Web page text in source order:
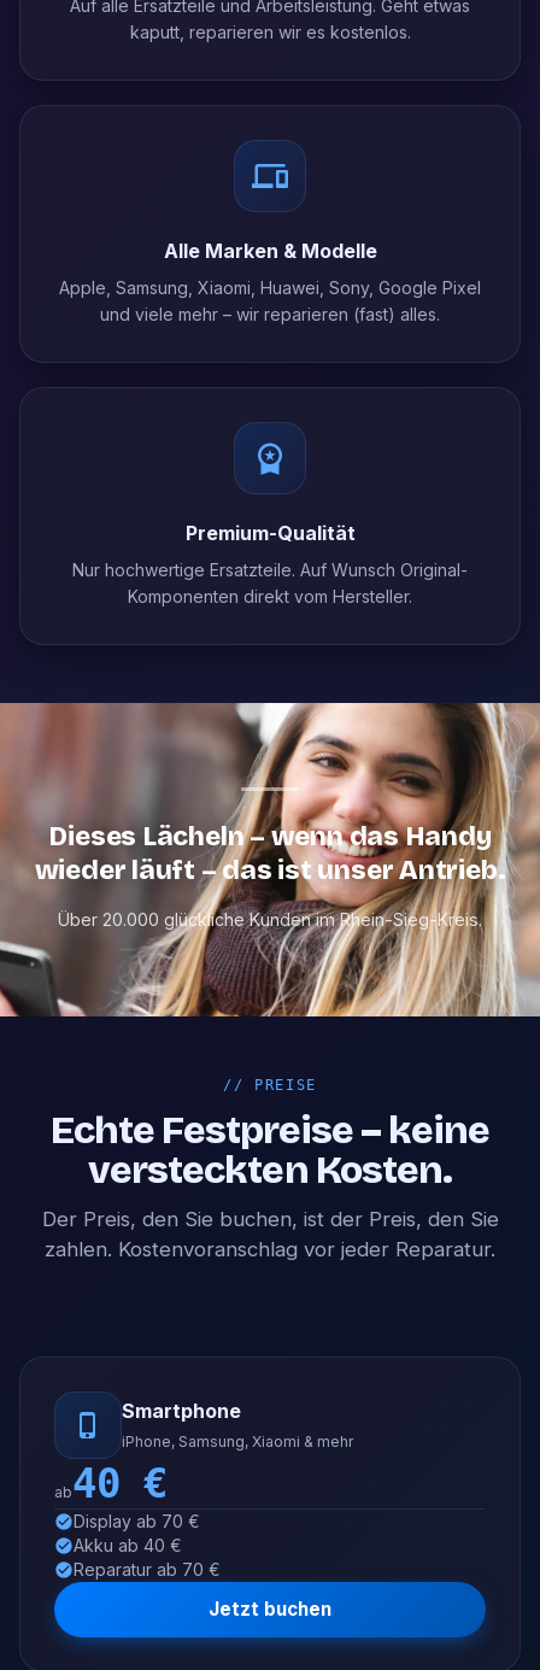
Auf alle Ersatzteile und Arbeitsleistung. Geht etwas
kaputt, reparieren wir es kostenlos.
Alle Marken & Modelle
Apple, Samsung, Xiaomi, Huawei, Sony, Google Pixel
und viele mehr – wir reparieren (fast) alles.
Premium-Qualität
Nur hochwertige Ersatzteile. Auf Wunsch Original-
Komponenten direkt vom Hersteller.
Dieses Lächeln – wenn das Handy
wieder läuft – das ist unser Antrieb.
Über 20.000 glückliche Kunden im Rhein-Sieg-Kreis.
// PREISE
Echte Festpreise – keine
versteckten Kosten.
Der Preis, den Sie buchen, ist der Preis, den Sie
zahlen. Kostenvoranschlag vor jeder Reparatur.
Smartphone
iPhone, Samsung, Xiaomi & mehr
ab40 €
Display ab 70 €
Akku ab 40 €
Reparatur ab 70 €
Jetzt buchen